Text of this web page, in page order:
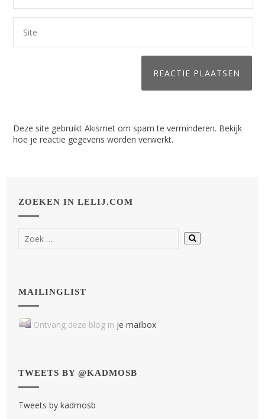
Deze site gebruikt Akismet om spam te verminderen. Bekijk
hoe je reactie gegevens worden verwerkt.
ZOEKEN IN LELIJ.COM
MAILINGLIST
Ontvang deze blog in je mailbox
TWEETS BY @KADMOSB
Tweets by kadmosb